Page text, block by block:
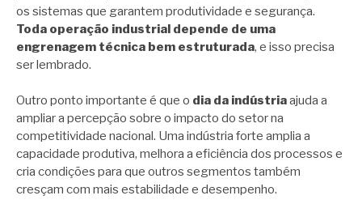
os sistemas que garantem produtividade e segurança.
Toda operação industrial depende de uma
engrenagem técnica bem estruturada, e isso precisa
ser lembrado.
Outro ponto importante é que o dia da indústriaajuda a
ampliar a percepção sobre o impacto do setor na
competitividade nacional. Uma indústria forte amplia a
capacidade produtiva, melhora a eficiência dos processos e
cria condições para que outros segmentos também
cresçam com mais estabilidade e desempenho.